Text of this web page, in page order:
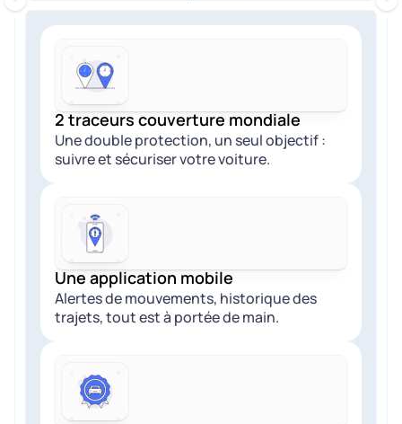
2 traceurs couverture mondiale
Une double protection, un seul objectif :
suivre et sécuriser votre voiture.
Une application mobile
Alertes de mouvements, historique des
trajets, tout est à portée de main.